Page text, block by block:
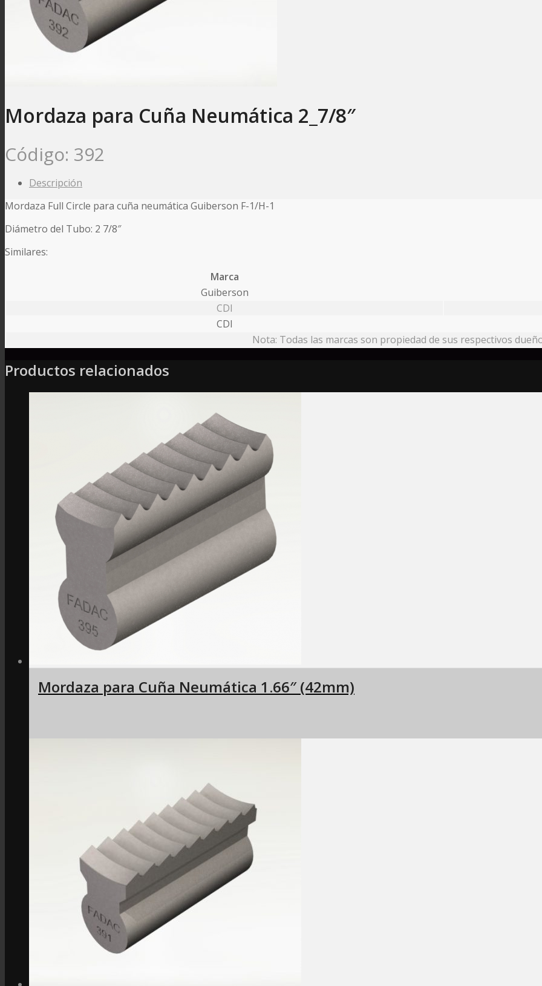
Mordaza para Cuña Neumática 2_7/8″
Código: 392
Descripción
Mordaza Full Circle para cuña neumática Guiberson F-1/H-1
Diámetro del Tubo: 2 7/8″
Similares:
Marca
Guiberson
CDI
CDI
Nota: Todas las marcas son propiedad de sus respectivos
Productos relacionados
Mordaza para Cuña Neumática 1.66″ (42mm)